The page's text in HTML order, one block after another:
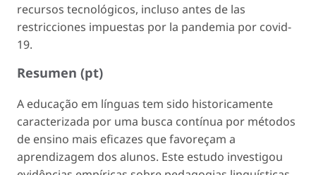
recursos tecnológicos, incluso antes de las
restricciones impuestas por la pandemia por covid-
19.
Resumen (pt)
A educação em línguas tem sido historicamente
caracterizada por uma busca contínua por métodos
de ensino mais eficazes que favoreçam a
aprendizagem dos alunos. Este estudo investigou